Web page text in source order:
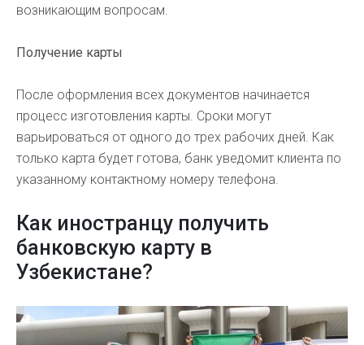
возникающим вопросам.
Получение карты
После оформления всех документов начинается
процесс изготовления карты. Сроки могут
варьироваться от одного до трех рабочих дней. Как
только карта будет готова, банк уведомит клиента по
указанному контактному номеру телефона.
Как иностранцу получить
банковскую карту в
Узбекистане?